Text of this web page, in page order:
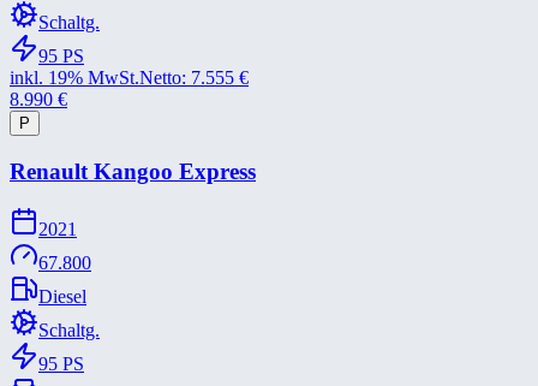
Schaltg.
95 PS
inkl. 19% MwSt.Netto: 7.555 €
8.990 €
P
Renault Kangoo Express
2021
67.800
Diesel
Schaltg.
95 PS